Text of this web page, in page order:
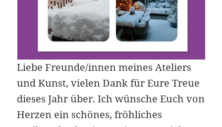
Liebe Freunde/innen meines Ateliers
und Kunst, vielen Dank für Eure Treue
dieses Jahr über. Ich wünsche Euch von
Herzen ein schönes, fröhliches